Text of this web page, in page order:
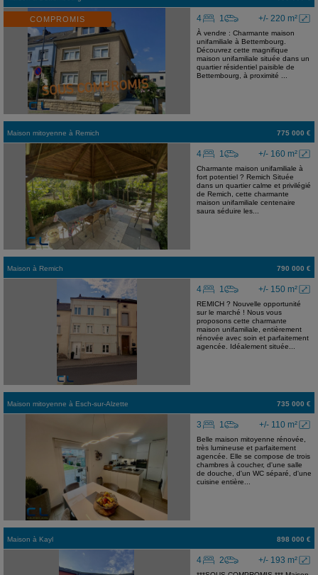
COMPROMIS +/- 220 m²
4 1
À vendre : Charmante maison
unifamiliale à Bettembourg.
Découvrez cette magnifique
maison unifamiliale située dans un
quartier résidentiel paisible de
Bettembourg, à proximité ...
Maison mitoyenne à Remich 775 000 €
+/- 160 m²
4 1
Charmante maison unifamiliale à
fort potentiel ? Remich Située
dans un quartier calme et privilégié
de Remich, cette charmante
maison unifamiliale centenaire
saura séduire les...
Maison à Remich 790 000 €
+/- 150 m²
4 1
REMICH ? Nouvelle opportunité
sur le marché ! Nous vous
proposons cette charmante
maison unifamiliale, entièrement
rénovée avec soin et parfaitement
agencée. Idéalement située...
Maison mitoyenne à Esch-sur-Alzette 735 000 €
+/- 110 m²
3 1
Belle maison mitoyenne rénovée,
très lumineuse et parfaitement
agencée. Elle se compose de trois
chambres à coucher, d'une salle
de douche, d'un WC séparé, d'une
cuisine entière...
Maison à Kayl 898 000 €
+/- 193 m²
4 2